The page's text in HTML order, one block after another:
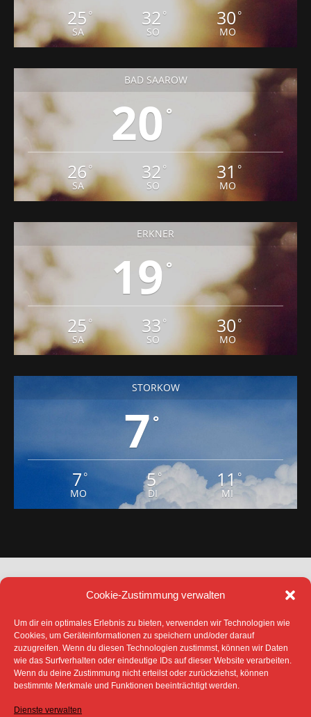
Cookie-Zustimmung verwalten
Um dir ein optimales Erlebnis zu bieten, verwenden wir Technologien wie
Cookies, um Geräteinformationen zu speichern und/oder darauf
zuzugreifen. Wenn du diesen Technologien zustimmst, können wir Daten
wie das Surfverhalten oder eindeutige IDs auf dieser Website verarbeiten.
Wenn du deine Zustimmung nicht erteilst oder zurückziehst, können
bestimmte Merkmale und Funktionen beeinträchtigt werden.
Dienste verwalten
25 °
SA
32 °
SO
30 °
MO
BAD SAAROW
20 °
26 °
SA
32 °
SO
31 °
MO
ERKNER
19 °
25 °
SA
33 °
SO
30 °
MO
STORKOW
7°
7 °
MO
5°
DI
11°
MI
DATENSCHUTZ
IMPRESSUM
COOKIE-RICHTLINIE (EU)
SÄMTLICHE TEXTE, BILDER UND ANDERE
SOFERN NICHT ANDERS GEKENNZEICHNET- DEM